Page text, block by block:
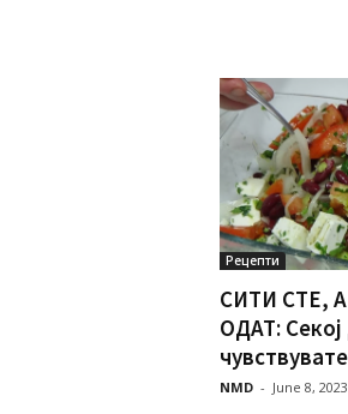
Рецепти
СИТИ СТЕ,
ОДАТ: Секој
NMD - June 8, 2023